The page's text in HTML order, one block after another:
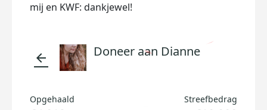
mij en KWF: dankjewel!
arrow_back Doneer aan Dianne
Opgehaald Streefbedrag